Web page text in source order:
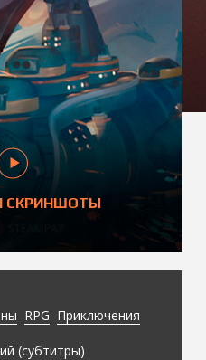
СКРИНШОТЫ
RPG Приключения
(субтитры)